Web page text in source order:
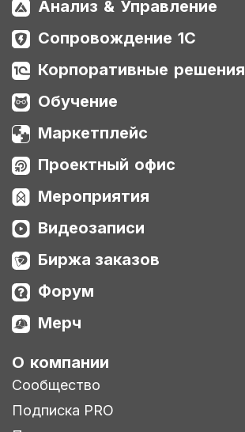
Анализ & Управление
Сопровождение 1С
Корпоративные решения
Обучение
Маркетплейс
Проектный офис
Мероприятия
Видеозаписи
Биржа заказов
Форум
Мерч
О компании
Сообщество
Подписка PRO